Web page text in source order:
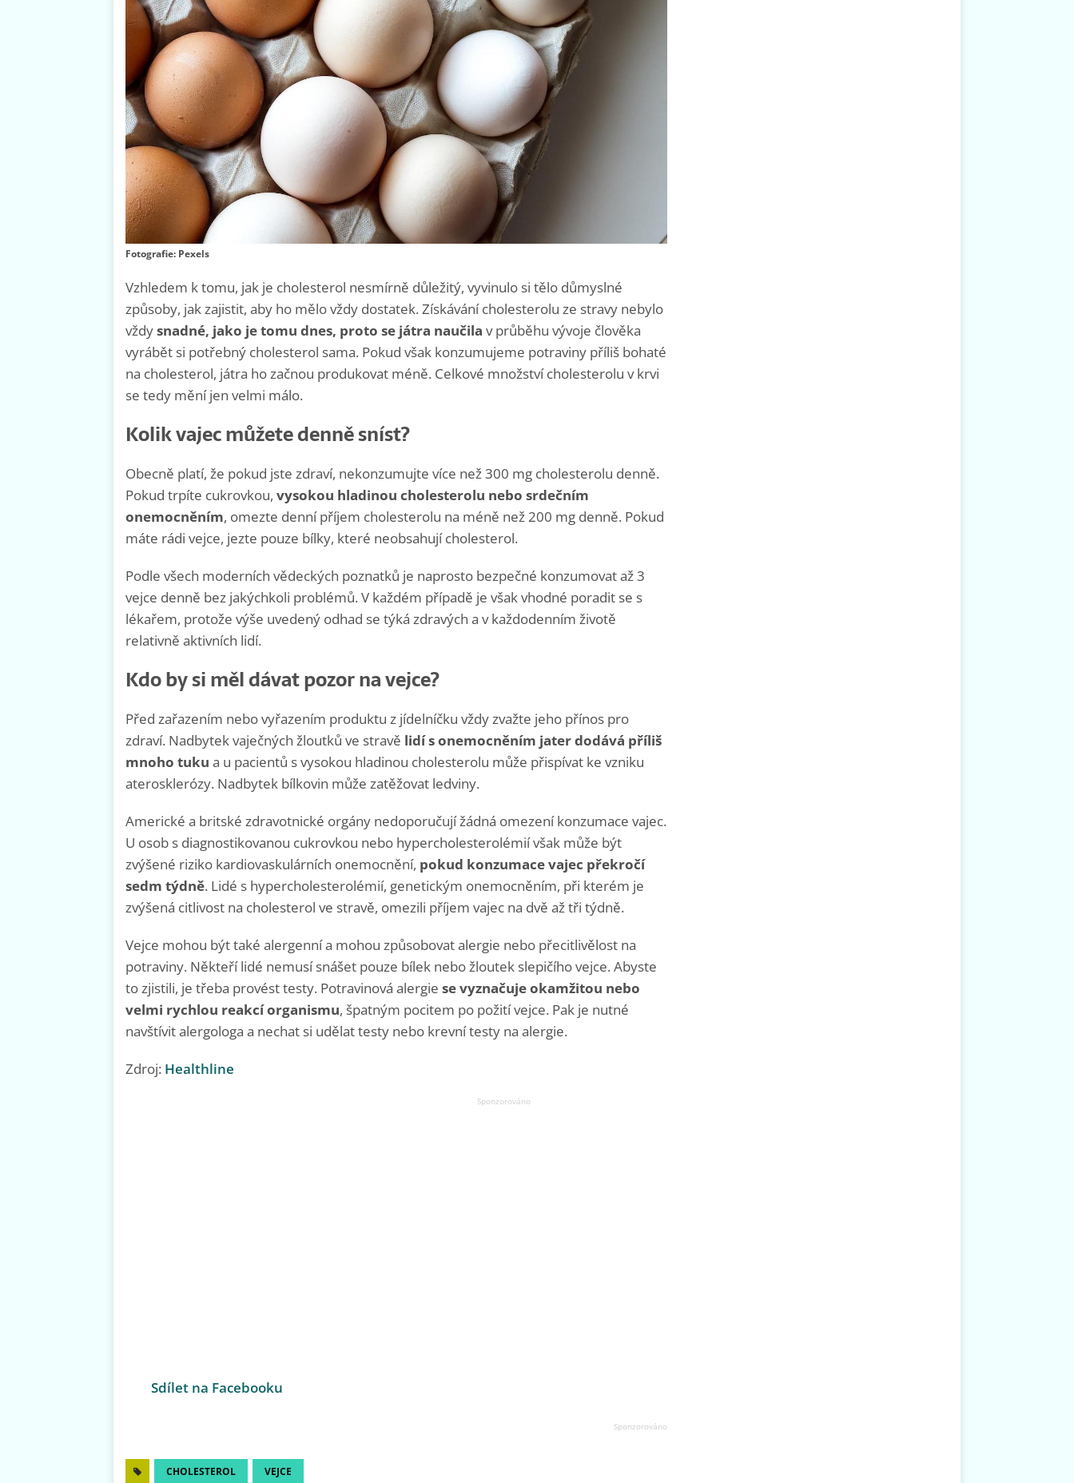
Fotografie: Pexels
Vzhledem k tomu, jak je cholesterol nesmírně důležitý, vyvinulo si tělo důmyslné
způsoby, jak zajistit, aby ho mělo vždy dostatek. Získávání cholesterolu ze stravy nebylo
vždysnadné, jako je tomu dnes, proto se játra naučila v průběhu vývoje člověka
vyrábět si potřebný cholesterol sama. Pokud však konzumujeme potraviny příliš bohaté
na cholesterol, játra ho začnou produkovat méně. Celkové množství cholesterolu v krvi
se tedy mění jen velmi málo.
Kolik vajec můžete denně sníst?
Obecně platí, že pokud jste zdraví, nekonzumujte více než 300 mg cholesterolu denně.
Pokud trpíte cukrovkou, vysokou hladinou cholesterolu nebo srdečním
onemocněním, omezte denní příjem cholesterolu na méně než 200 mg denně. Pokud
máte rádi vejce, jezte pouze bílky, které neobsahují cholesterol.
Podle všech moderních vědeckých poznatků je naprosto bezpečné konzumovat až 3
vejce denně bez jakýchkoli problémů. V každém případě je však vhodné poradit se s
lékařem, protože výše uvedený odhad se týká zdravých a v každodenním životě
relativně aktivních lidí.
Kdo by si měl dávat pozor na vejce?
Před zařazením nebo vyřazením produktu z jídelníčku vždy zvažte jeho přínos pro
zdraví. Nadbytek vaječných žloutků ve stravě lidí s onemocněním jater dodává příliš
mnoho tuku a u pacientů s vysokou hladinou cholesterolu může přispívat ke vzniku
aterosklerózy. Nadbytek bílkovin může zatěžovat ledviny.
Americké a britské zdravotnické orgány nedoporučují žádná omezení konzumace vajec.
U osob s diagnostikovanou cukrovkou nebo hypercholesterolémií však může být
zvýšené riziko kardiovaskulárních onemocnění, pokud konzumace vajec překročí
sedm týdně. Lidé s hypercholesterolémií, genetickým onemocněním, při kterém je
zvýšená citlivost na cholesterol ve stravě, omezili příjem vajec na dvě až tři týdně.
Vejce mohou být také alergenní a mohou způsobovat alergie nebo přecitlivělost na
potraviny. Někteří lidé nemusí snášet pouze bílek nebo žloutek slepičího vejce. Abyste
to zjistili, je třeba provést testy. Potravinová alergie se vyznačuje okamžitou nebo
velmi rychlou reakcí organismu, špatným pocitem po požití vejce. Pak je nutné
navštívit alergologa a nechat si udělat testy nebo krevní testy na alergie.
Zdroj: Healthline
Sdílet na Facebooku
CHOLESTEROL VEJCE